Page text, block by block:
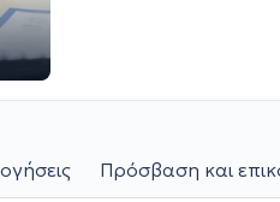
Πρόσβαση και